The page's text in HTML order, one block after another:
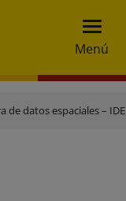
Menú
de datos espaciales – IDE